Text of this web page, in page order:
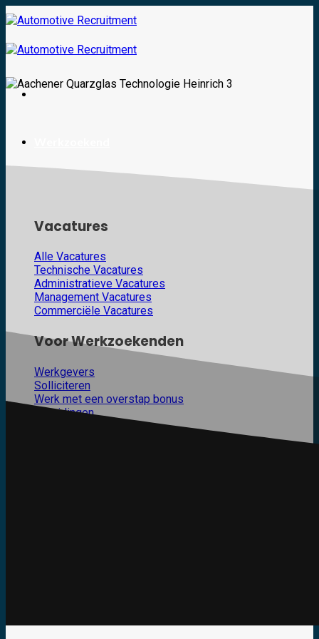
Skip
to
Vacatures
Alle Vacatures
Technische Vacatures
Administratieve Vacatures
Management Vacatures
Commerciële Vacatures
Voor Werkzoekenden
Werkgevers
Solliciteren
Werk met een overstap bonus
Opleidingen